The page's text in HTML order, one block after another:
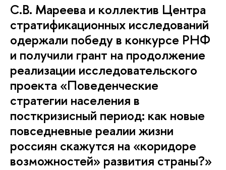
С.В. Мареева и коллектив Центра
стратификационных исследований
одержали победу в конкурсе РНФ
и получили грант на продолжение
реализации исследовательского
проекта «Поведенческие
стратегии населения в
посткризисный период: как новые
повседневные реалии жизни
россиян скажутся на «коридоре
возможностей» развития страны?»